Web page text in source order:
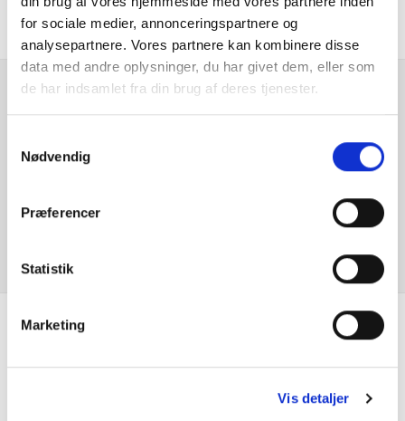
for sociale medier, annonceringspartnere og
analysepartnere. Vores partnere kan kombinere disse
data med andre oplysninger, du har givet dem, eller som
de har indsamlet fra din brug af deres tjenester.
Nødvendig
Præferencer
Statistik
Marketing
Vis detaljer
El-håndbremse
El-spejle
Elruder for/bag
Håndfri telefon
Infocenter
Isofix
Er du interesseret i
kunder siger